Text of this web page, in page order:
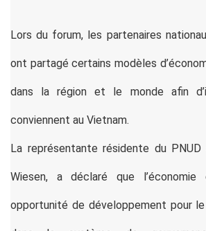
Lors du forum, les partenaires
ont partagé certains modèles
dans la région et le monde afin
conviennent au Vietnam.
La représentante résidente du PNUD
Wiesen, a déclaré que
opportunité de développement pour